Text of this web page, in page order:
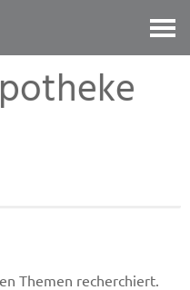
Themen recherchiert.